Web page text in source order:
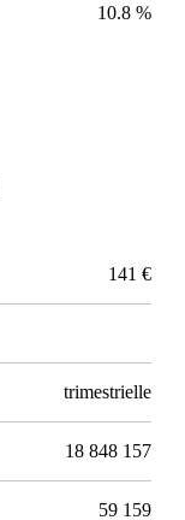
10.8 %
141 €
trimestrielle
18 848 157
59 159